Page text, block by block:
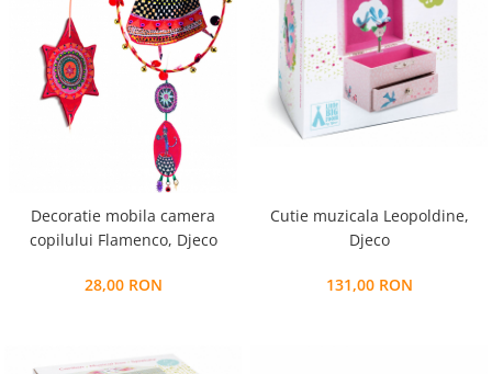
Decoratie mobila camera
copilului Flamenco, Djeco
28,00 RON
Cutie muzicala Leopoldine,
Djeco
131,00 RON